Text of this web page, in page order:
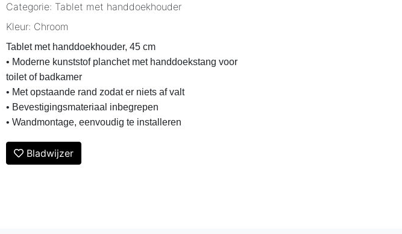
Categorie: Tablet met handdoekhouder
Kleur: Chroom
Tablet met handdoekhouder, 45 cm
• Moderne kunststof planchet met handdoekstang voor
toilet of badkamer
• Met opstaande rand zodat er niets af valt
• Bevestigingsmateriaal inbegrepen
• Wandmontage, eenvoudig te installeren
Bladwijzer